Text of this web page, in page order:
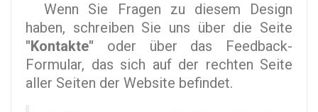
Wenn Sie Fragen zu diesem Design
haben, schreiben Sie uns über die Seite
"Kontakte" oder über das Feedback-
Formular, das sich auf der rechten Seite
aller Seiten der Website befindet.